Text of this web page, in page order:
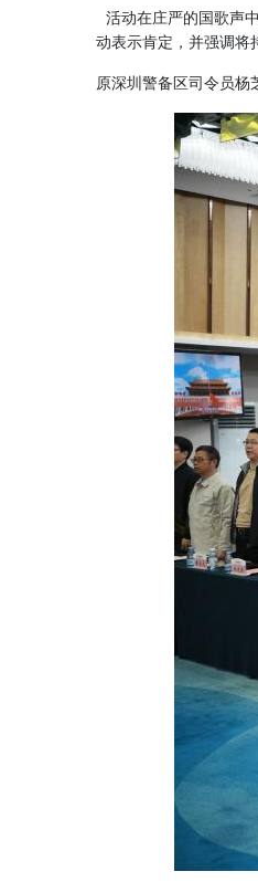
活动在庄严的国歌声
动表示肯定，并强调将
原深圳警备区司令员杨